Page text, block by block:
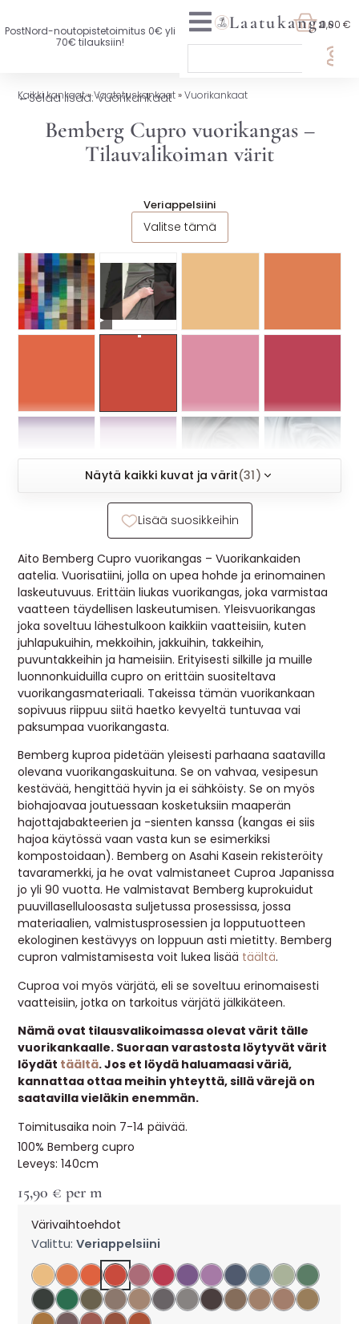
PostNord-noutopistetoimitus 0€ yli
70€ tilauksiin!
UUTTA VALIKOIMASSA
KAIKKI KANKAAT
SISUSTUSKANKAAT
YLEISKANKAAT
LISENSOIDUT KANKAAT
KANKAAT A-Ö
🔖 OUTLET
USEIN KYSYTTYÄ
Laatukangas0,00 €
Kaikki kankaat»Vaatetuskankaat»Vuorikankaat
←Selaa lisää: Vuorikankaat
Bemberg Cupro vuorikangas –
Tilauvalikoiman värit
Aito Bemberg Cupro vuorikangas – Vuorikankaiden
aatelia. Vuorisatiini, jolla on upea hohde ja erinomainen
laskeutuvuus. Erittäin liukas vuorikangas, joka varmistaa
vaatteen täydellisen laskeutumisen. Yleisvuorikangas
joka soveltuu lähestulkoon kaikkiin vaatteisiin, kuten
juhlapukuihin, mekkoihin, jakkuihin, takkeihin,
puvuntakkeihin ja hameisiin. Erityisesti silkille ja muille
luonnonkuiduilla cupro on erittäin suositeltava
vuorikangasmateriaali. Takeissa tämän vuorikankaan
sopivuus riippuu siitä haetko kevyeltä tuntuvaa vai
paksumpaa vuorikangasta.
Bemberg kuproa pidetään yleisesti parhaana saatavilla
olevana vuorikangaskuituna. Se on vahvaa, vesipesun
kestävää, hengittää hyvin ja ei sähköisty. Se on myös
biohajoavaa joutuessaan kosketuksiin maaperän
hajottajabakteerien ja -sienten kanssa (kangas ei siis
hajoa käytössä vaan vasta kun se esimerkiksi
kompostoidaan). Bemberg on Asahi Kasein rekisteröity
tavaramerkki, ja he ovat valmistaneet Cuproa Japanissa
jo yli 90 vuotta. He valmistavat Bemberg kuprokuidut
puuvillaselluloosasta suljetussa prosessissa, jossa
materiaalien, valmistusprosessien ja lopputuotteen
ekologinen kestävyys on loppuun asti mietitty. Bemberg
cupron valmistamisesta voit lukea lisää täältä.
Cuproa voi myös värjätä, eli se soveltuu erinomaisesti
vaatteisiin, jotka on tarkoitus värjätä jälkikäteen.
Nämä ovat tilausvalikoimassa olevat värit tälle
vuorikankaalle. Suoraan varastosta löytyvät värit
löydät täältä. Jos et löydä haluamaasi väriä,
kannattaa ottaa meihin yhteyttä, sillä värejä on
saatavilla vieläkin enemmän.
Toimitusaika noin 7-14 päivää.
100% Bemberg cupro
Leveys: 140cm
15,90 € per m
Värivaihtoehdot
Valittu:Veriappelsiini
Veriappelsiini
Valitse tämä
▶
Näytä kaikki kuvat ja värit(31)
Lisää suosikkeihin